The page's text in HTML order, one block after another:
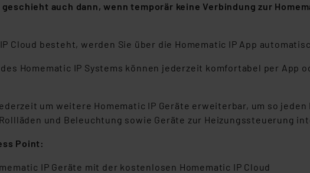
geschieht auch dann, wenn temporär keine Verbindung zur
Cloud besteht, werden Sie über die Homematic IP App
Homematic IP Systems können jederzeit komfortabel per App
um weitere Homematic IP Geräte erweiterbar, um so
und Beleuchtung sowie Geräte zur Heizungssteuerung
Point:
IP Geräte mit der kostenlosen Homematic IP Cloud